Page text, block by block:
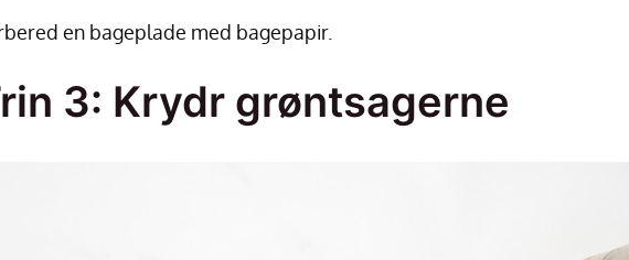
en bageplade med bagepapir.
3: Krydr grøntsagerne